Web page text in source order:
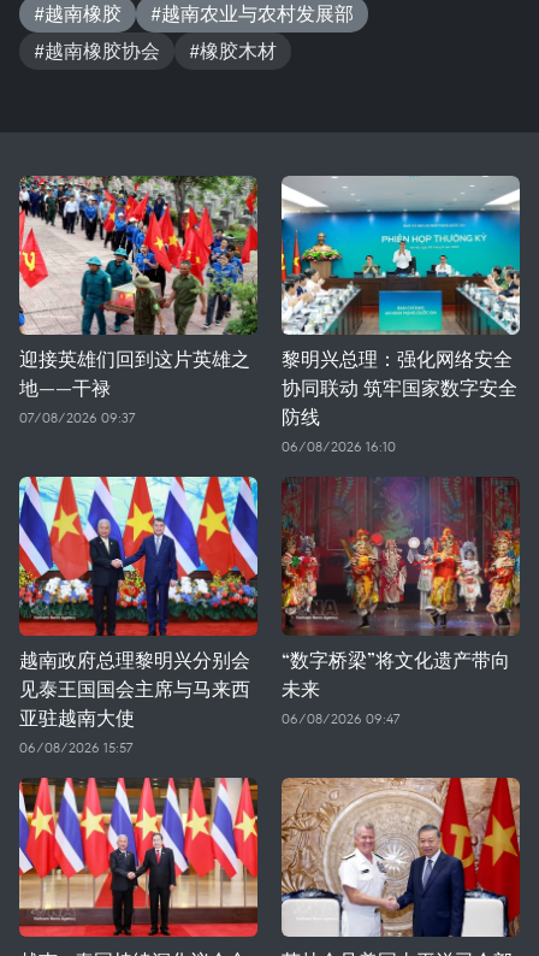
#越南橡胶
#越南农业与农村发展部
#越南橡胶协会
#橡胶木材
迎接英雄们回到这片英雄之
地——干禄
07/08/2026 09:37
黎明兴总理：强化网络安全
协同联动 筑牢国家数字安全
防线
06/08/2026 16:10
越南政府总理黎明兴分别会
见泰王国国会主席与马来西
亚驻越南大使
06/08/2026 15:57
“数字桥梁”将文化遗产带向
未来
06/08/2026 09:47